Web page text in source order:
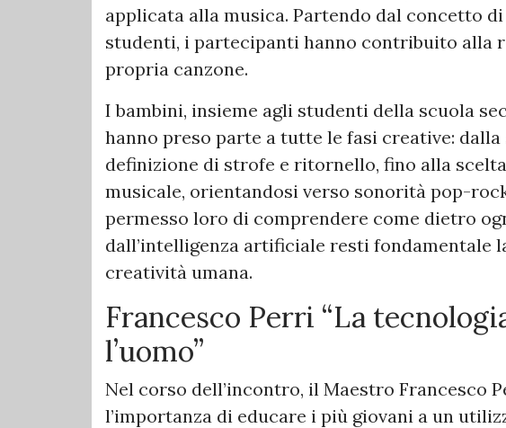
applicata alla musica. Partendo dal concetto
studenti, i partecipanti hanno contribuito alla
propria canzone.
I bambini, insieme agli studenti della scuola
hanno preso parte a tutte le fasi creative:
definizione di strofe e ritornello, fino alla
musicale, orientandosi verso sonorità pop-
permesso loro di comprendere come dietro
dall’intelligenza artificiale resti fondamentale
creatività umana.
Francesco Perri “La
l’uomo”
Nel corso dell’incontro, il Maestro Francesco
l’importanza di educare i più giovani a un